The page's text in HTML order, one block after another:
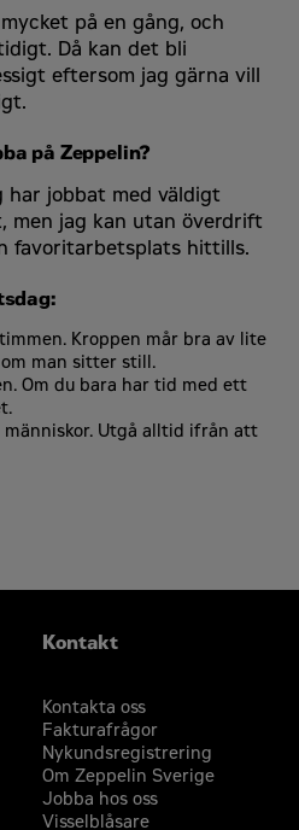
på en gång, och
Då kan det bli
eftersom jag gärna vill
på Zeppelin?
jobbat med väldigt
men jag kan utan överdrift
favoritarbetsplats hittills.
Kroppen mår bra av lite
man sitter still.​​​​​​​
Om du bara har tid med ett
Utgå alltid ifrån att
Kontakt
Kontakta oss
Fakturafrågor
Nykundsregistrering
Om Zeppelin Sverige
Jobba hos oss
Visselblåsare